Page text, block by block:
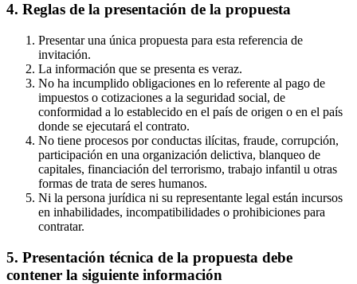
4. Reglas de la presentación de la propuesta
Presentar una única propuesta para esta referencia de
invitación.
La información que se presenta es veraz.
No ha incumplido obligaciones en lo referente al pago de
impuestos o cotizaciones a la seguridad social, de
conformidad a lo establecido en el país de origen o en el país
donde se ejecutará el contrato.
No tiene procesos por conductas ilícitas, fraude, corrupción,
participación en una organización delictiva, blanqueo de
capitales, financiación del terrorismo, trabajo infantil u otras
formas de trata de seres humanos.
Ni la persona jurídica ni su representante legal están incursos
en inhabilidades, incompatibilidades o prohibiciones para
contratar.
5. Presentación técnica de la propuesta debe
contener la siguiente información